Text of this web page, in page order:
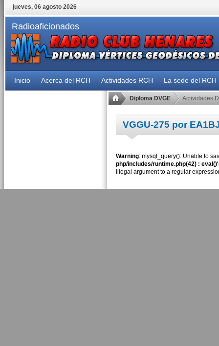
jueves, 06 agosto 2026
Radioaficionados
Inicio Acerca del RCH Actividades RCH La sede del RCH
Diploma DVGE Actividades
VGGU-275 por
Warning: mysql_query(): Unable to
php/includes/runtime.php(42) :
Illegal argument to a regular